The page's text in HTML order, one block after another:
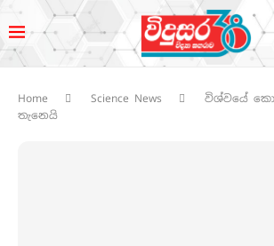
Home Science News
විශ්වයේ
තැනෙයි